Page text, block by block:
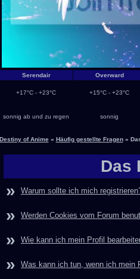
Serendair Overward
+17°C - +23°C +15°C - +23°C
sonnig ab und zu regen sonnig
Destiny of Anime» Häufig gestellte Fragen»
Das
»
Warum sollte ich mich
» Werden Cookies vom Forum
» Wie kann ich mein Profil
» Was kann ich tun, wenn ich mein